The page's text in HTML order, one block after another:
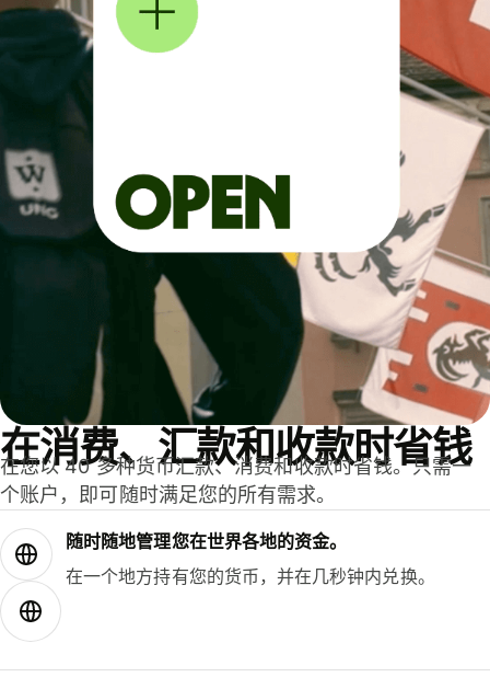
在消费、汇款和收款时省钱
在您以 40 多种货币汇款、消费和收款时省钱。只需一
个账户，即可随时满足您的所有需求。
随时随地管理您在世界各地的资金。
在一个地方持有您的货币，并在几秒钟内兑换。